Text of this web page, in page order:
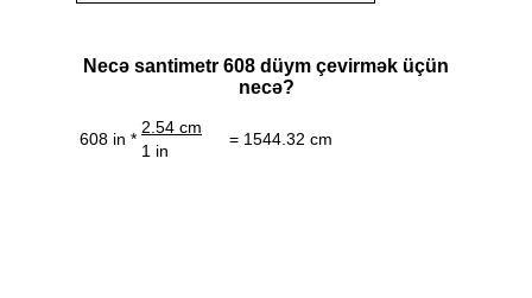
Necə santimetr 608 düym çevirmək üçün
necə?
608 in *
2.54 cm
= 1544.32 cm
1 in